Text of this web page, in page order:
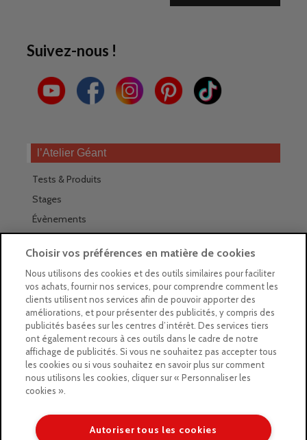
Suivez-nous !
l’Atelier Géant
Tests & Produits
Stages
Évènements
Trouver nos magasins
La newsletter des magasins
Feuilleter le Guide
Gratuit : intégrer le Guide
Marques Beaux-Arts
Matériel pour l’aquarelle
Matériel pour l’acrylique
Matériel pour l’huile
Choisir vos préférences en matière de cookies
Nous utilisons des cookies et des outils similaires pour faciliter
vos achats, fournir nos services, pour comprendre comment les
clients utilisent nos services afin de pouvoir apporter des
améliorations, et pour présenter des publicités, y compris des
publicités basées sur les centres d’intérêt. Des services tiers
ont également recours à ces outils dans le cadre de notre
affichage de publicités. Si vous ne souhaitez pas accepter tous
les cookies ou si vous souhaitez en savoir plus sur comment
nous utilisons les cookies, cliquer sur « Personnaliser les
cookies ».
Autoriser tous les cookies